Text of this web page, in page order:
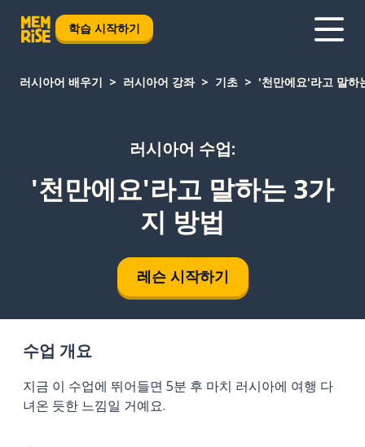
학습 시작하기
러시아어 배우기 러시아어 강좌 기초 '천만에요'라고 말하
러시아어 수업:
'천만에요'라고 말하는 3가
지 방법
레슨 시작하기
수업 개요
지금 이 수업에 뛰어들면 5분 후 마치 러시아에 여행 다
녀온 듯한 느낌일 거예요.